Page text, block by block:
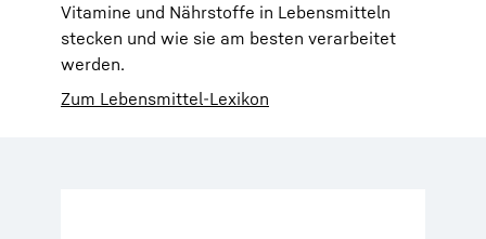
Vitamine und Nährstoffe in Lebensmitteln
stecken und wie sie am besten verarbeitet
werden.
Zum Lebensmittel-Lexikon